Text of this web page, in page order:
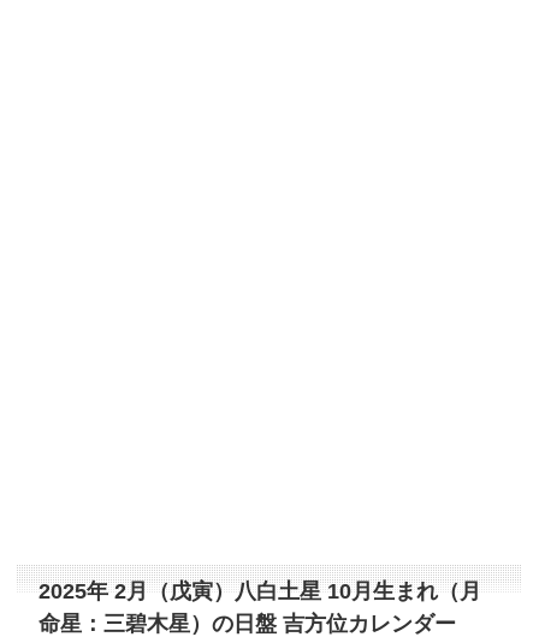
2025年 2月（戊寅）八白土星 10月生まれ（月
命星：三碧木星）の日盤 吉方位カレンダー